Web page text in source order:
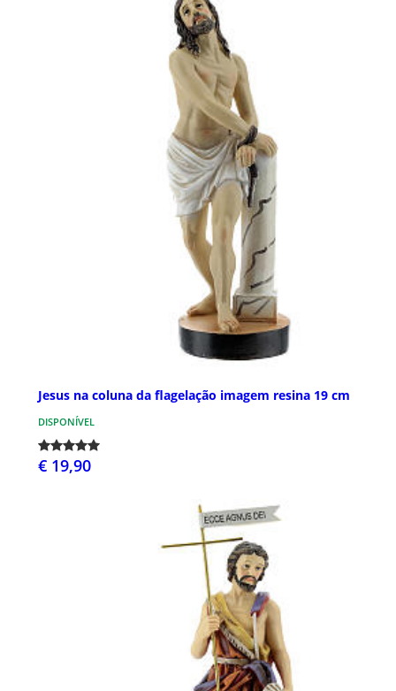
Jesus na coluna da flagelação imagem resina 19 cm
DISPONÍVEL
€ 19,90